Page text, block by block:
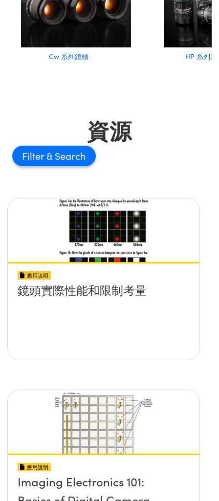
Cw 系列鏡頭 HP 系列
資源
Filter
應用說明
鏡頭實際性能和限制考量
應用說明
Imaging Electronics 101: